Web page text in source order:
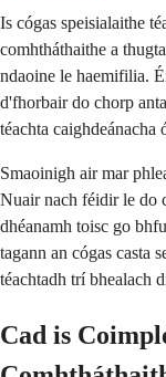
Is cógas speisialaithe
comhtháthaithe a
ndaoine le haemifilia.
d'fhorbair do chorp
téachta caighdeánacha
Smaoinigh air mar
Nuair nach féidir le do
dhéanamh toisc go
tagann an cógas casta
téachtadh trí bhealach
Cad is